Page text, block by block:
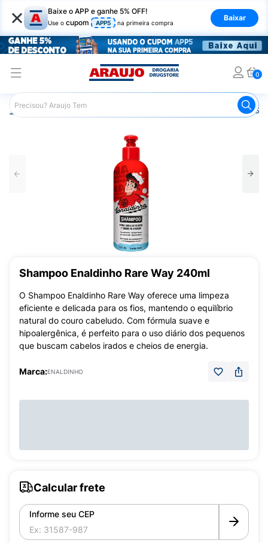
× Baixe o APP e ganhe 5% OFF!
Use o cupom APP5 na primeira compra
Baixar
0
Araujo Infantil Shampoo Infantil
Shampoo Enaldinho Rare Way 240ml
O Shampoo Enaldinho Rare Way oferece uma limpeza
eficiente e delicada para os fios, mantendo o equilíbrio
natural do couro cabeludo. Com fórmula suave e
hipoalergênica, é perfeito para o uso diário dos pequenos
que buscam cabelos irados e cheios de energia.
Marca:ENALDINHO
Calcular frete
Informe seu CEP